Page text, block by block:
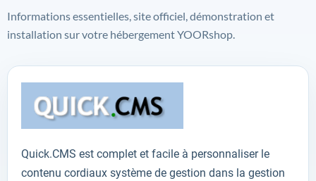
Informations essentielles, site officiel, démonstration et
installation sur votre hébergement YOORshop.
Quick.CMS est complet et facile à personnaliser le
contenu cordiaux système de gestion dans la gestion